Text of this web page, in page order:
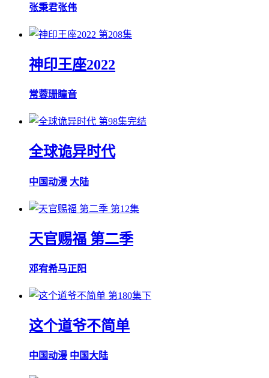
张秉君张伟
第208集
神印王座2022
常蓉珊瞳音
第98集完结
全球诡异时代
中国动漫 大陆
第12集
天官赐福 第二季
邓宥希马正阳
第180集下
这个道爷不简单
中国动漫 中国大陆